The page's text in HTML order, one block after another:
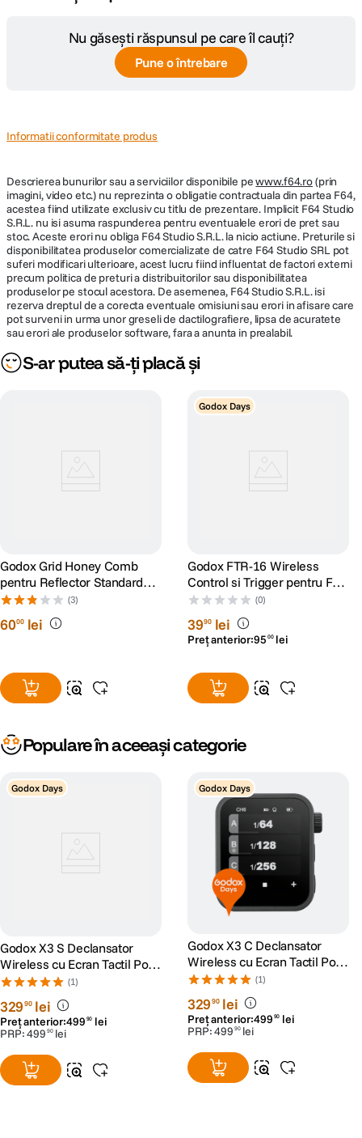
Nu găsești răspunsul pe care îl cauți?
Pune o întrebare
Informatii conformitate produs
Descrierea bunurilor sau a serviciilor disponibile pewww.f64.ro(prin
imagini, video etc.) nu reprezinta o obligatie contractuala din partea F64,
acestea fiind utilizate exclusiv cu titlu de prezentare. Implicit F64 Studio
S.R.L. nu isi asuma raspunderea pentru eventualele erori de pret sau
stoc. Aceste erori nu obliga F64 Studio S.R.L. la nicio actiune. Preturile si
disponibilitatea produselor comercializate de catre F64 Studio SRL pot
suferi modificari ulterioare, acest lucru fiind influentat de factori externi
precum politica de preturi a distribuitorilor sau disponibilitatea
produselor pe stocul acestora. De asemenea, F64 Studio S.R.L. isi
rezerva dreptul de a corecta eventuale omisiuni sau erori in afisare care
pot surveni in urma unor greseli de dactilografiere, lipsa de acuratete
sau erori ale produselor software, fara a anunta in prealabil.
S-ar putea să-ți placă și
Godox Grid Honey Comb
pentru Reflector Standard
Bowens 18cm
(3)
6000 lei
Godox Days
Godox FTR-16 Wireless
Control si Trigger pentru FT-
16
(0)
3990 lei
Preț anterior:95 00 lei
Populare în aceeași categorie
Godox Days
Godox X3 S Declansator
Wireless cu Ecran Tactil Port
USB-C pentru Sony
(1)
32990 lei
Preț anterior:499 90 lei
PRP:499 90 lei
Godox Days
Godox X3 C Declansator
Wireless cu Ecran Tactil Port
USB-C pentru Canon
(1)
32990 lei
Preț anterior:499 90 lei
PRP:499 90 lei